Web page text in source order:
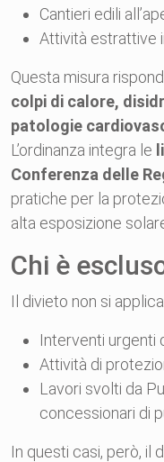
Cantieri edili
Attività estrattive
Questa misura
colpi di calore,
patologie
L’ordinanza integra le
Conferenza delle
pratiche per la
alta esposizione
Chi è
Il divieto non si
Interventi urgenti
Attività di
Lavori svolti da
concessionari di
In questi casi, però, il